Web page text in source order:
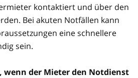
kontaktiert und über den
Bei akuten Notfällen kann
eine schnellere
sein.
wenn der Mieter den Notdienst